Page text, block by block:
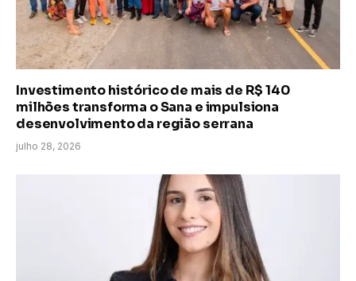
Investimento histórico de mais de R$ 140
milhões transforma o Sana e impulsiona
desenvolvimento da região serrana
julho 28, 2026